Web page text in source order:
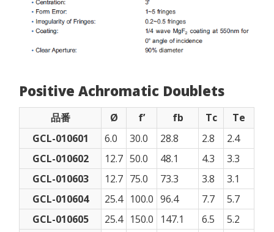
Positive Achromatic Doublets
品番 Ø f’ fb Tc
Te
GCL-010601
6.0 30.0 28.8 2.8
2.4
GCL-010602
12.7 50.0 48.1 4.3
3.3
GCL-010603
12.7 75.0 73.3 3.8
3.1
GCL-010604
25.4 100.0 96.4 7.7
5.7
GCL-010605
25.4 150.0 147.1 6.5
5.2